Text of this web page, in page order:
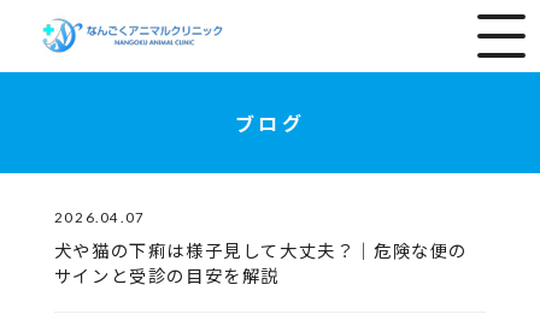
ブログ
2026.04.07
犬や猫の下痢は様子見して大丈夫？｜危険な便の
サインと受診の目安を解説